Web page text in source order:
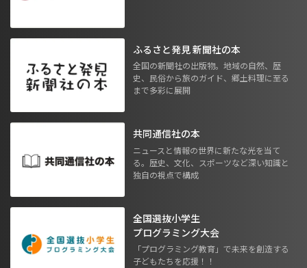
ふるさと発見 新聞社の本
全国の新聞社の出版物。地域の自然、歴
史、民俗から旅のガイド、郷土料理に至る
まで多彩に展開
共同通信社の本
ニュースと情報の世界に新たな光を当て
る。歴史、文化、スポーツなど深い知識と
独自の視点で構成
全国選抜小学生
プログラミング大会
「プログラミング教育」で未来を創造する
子どもたちを応援！！